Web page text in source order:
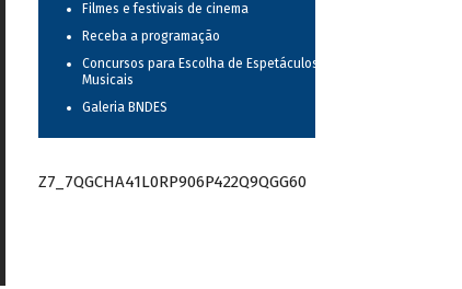
Filmes e festivais de cinema
Receba a programação
Concursos para Escolha de Espetáculos
Musicais
Galeria BNDES
Z7_7QGCHA41L0RP906P422Q9QGG60